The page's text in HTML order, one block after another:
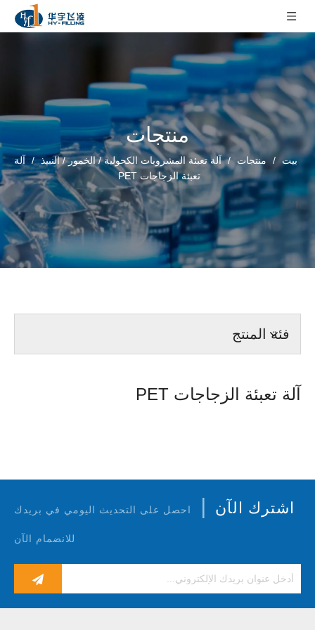
منتجات
بيت / منتجات / آلة تعبئة المشروبات الكحولية / الخمور / النبيذ /
آلة
تعبئة الزجاجات PET
فئة المنتج
آلة تعبئة الزجاجات PET
اشترك الآن | احصل على التحديث اليومي في بريدك
للانضمام الآن